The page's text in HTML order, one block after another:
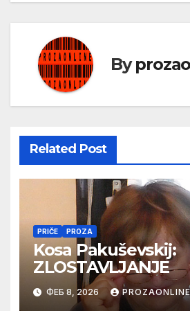
By
Related Post
PRIČE PROZA
Kosa Pakuševskij:
ZLOSTAVLJANJE
ФЕБ 8, 2026 PROZAONLINE